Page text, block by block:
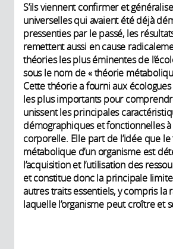
S’ils viennent confirmer et
universelles qui avaient été déjà
pressenties par le passé, les
remettent aussi en cause
théories les plus éminentes de
sous le nom de « théorie
Cette théorie a fourni aux écologues
les plus importants pour
unissent les principales
démographiques et fonctionnelles
corporelle. Elle part de l’idée que le
métabolique d’un organisme est
l’acquisition et l’utilisation des
et constitue donc la principale
autres traits essentiels, y compris la
laquelle l’organisme peut croître et